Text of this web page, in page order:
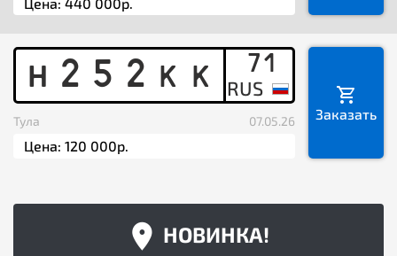
H 2 5 2 K K 71
Тула 07.05.26 Заказать
НОВИНКА!